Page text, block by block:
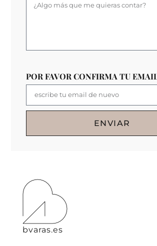
POR FAVOR CONFIRMA TU
ENVIAR
bvaras.es